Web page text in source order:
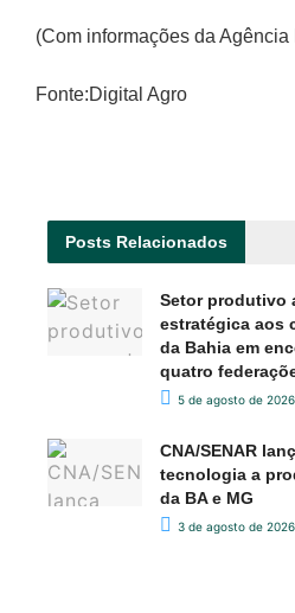
(Com informações da Agência
Fonte:Digital Agro
Posts Relacionados
Setor produtivo
estratégica aos
da Bahia em
quatro
5 de agosto de 2026
CNA/SENAR
tecnologia a
da BA e MG
3 de agosto de 2026